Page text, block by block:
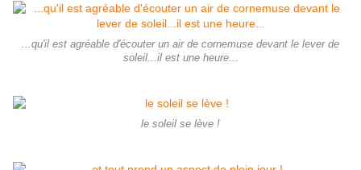
...qu'il est agréable d'écouter un air de cornemuse devant le lever de
soleil...il est une heure...
le soleil se lève !